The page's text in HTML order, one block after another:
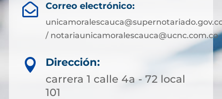
 Correo electrónico:
/ notariaunicamoralescauca@ucnc.com.co

Dirección:
carrera 1 calle 4a - 72 local
101